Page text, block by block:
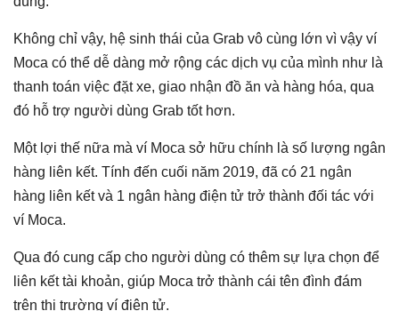
Không chỉ vậy, hệ sinh thái của Grab vô cùng lớn vì vậy ví
Moca có thể dễ dàng mở rộng các dịch vụ của mình như là
thanh toán việc đặt xe, giao nhận đồ ăn và hàng hóa, qua
đó hỗ trợ người dùng Grab tốt hơn.
Một lợi thế nữa mà ví Moca sở hữu chính là số lượng ngân
hàng liên kết. Tính đến cuối năm 2019, đã có 21 ngân
hàng liên kết và 1 ngân hàng điện tử trở thành đối tác với
ví Moca.
Qua đó cung cấp cho người dùng có thêm sự lựa chọn để
liên kết tài khoản, giúp Moca trở thành cái tên đình đám
trên thị trường ví điện tử.